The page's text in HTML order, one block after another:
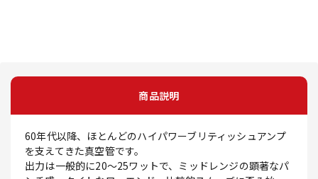
商品説明
60年代以降、ほとんどのハイパワーブリティッシュアンプ
を支えてきた真空管です。
出力は一般的に20～25ワットで、ミッドレンジの顕著なパ